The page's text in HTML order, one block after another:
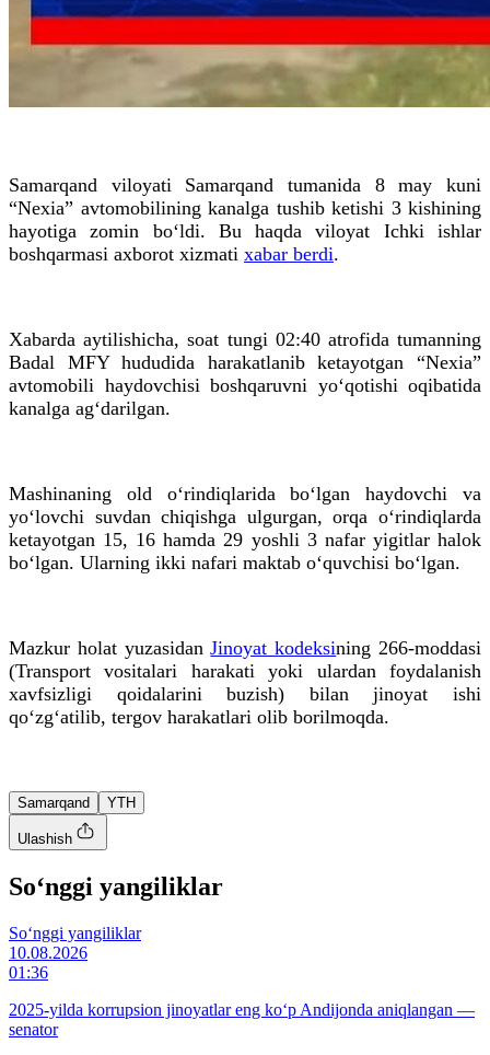
Samarqand viloyati Samarqand tumanida 8 may kuni
“Nexia” avtomobilining kanalga tushib ketishi 3 kishining
hayotiga zomin bo‘ldi. Bu haqda viloyat Ichki ishlar
boshqarmasi axborot xizmati xabar berdi.
Xabarda aytilishicha, soat tungi 02:40 atrofida tumanning
Badal MFY hududida harakatlanib ketayotgan “Nexia”
avtomobili haydovchisi boshqaruvni yo‘qotishi oqibatida
kanalga ag‘darilgan.
Mashinaning old o‘rindiqlarida bo‘lgan haydovchi va
yo‘lovchi suvdan chiqishga ulgurgan, orqa o‘rindiqlarda
ketayotgan 15, 16 hamda 29 yoshli 3 nafar yigitlar halok
bo‘lgan. Ularning ikki nafari maktab o‘quvchisi bo‘lgan.
Mazkur holat yuzasidanJinoyat kodeksining 266-moddasi
(Transport vositalari harakati yoki ulardan foydalanish
xavfsizligi qoidalarini buzish) bilan jinoyat ishi
qo‘zg‘atilib, tergov harakatlari olib borilmoqda.
Samarqand YTH
Ulashish
So‘nggi yangiliklar
So‘nggi yangiliklar
10.08.2026
01:36
2025-yilda korrupsion jinoyatlar eng ko‘p Andijonda aniqlangan —
senator